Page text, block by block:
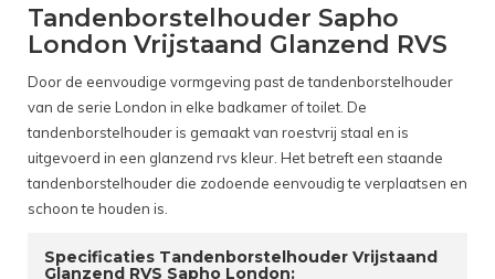
Tandenborstelhouder Sapho
London Vrijstaand Glanzend RVS
Door de eenvoudige vormgeving past de tandenborstelhouder
van de serie London in elke badkamer of toilet. De
tandenborstelhouder is gemaakt van roestvrij staal en is
uitgevoerd in een glanzend rvs kleur. Het betreft een staande
tandenborstelhouder die zodoende eenvoudig te verplaatsen en
schoon te houden is.
Specificaties Tandenborstelhouder Vrijstaand
Glanzend RVS Sapho London: